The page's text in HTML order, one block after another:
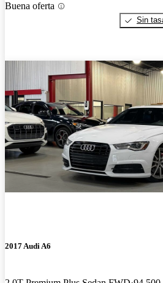
Buena oferta
Sin
2017 Audi A6